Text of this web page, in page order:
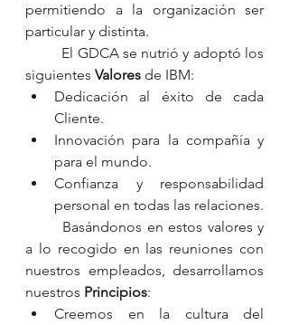
permitiendo a la organización ser
particular y distinta.
siguientes Valores de IBM:
Dedicación al éxito de cada
Cliente.
Innovación para la compañía y
para el mundo.
Confianza y responsabilidad
personal en todas las relaciones.
a lo recogido en las reuniones con
nuestros empleados, desarrollamos
nuestros Principios:
Creemos en la cultura del